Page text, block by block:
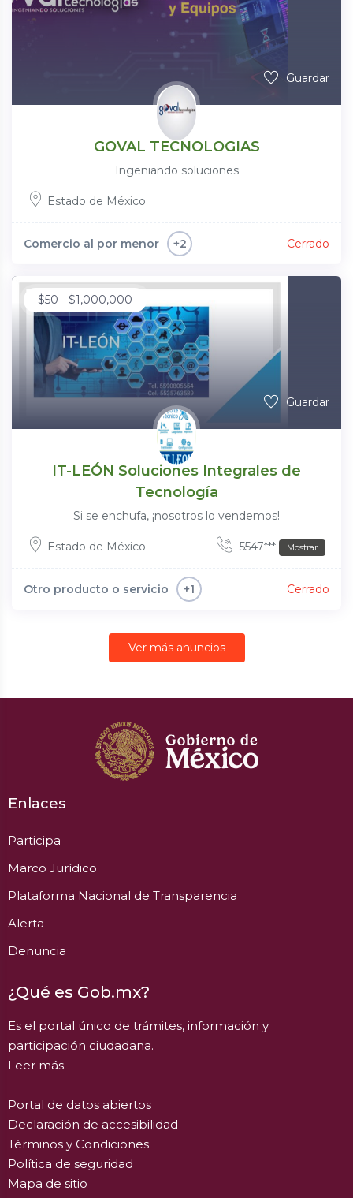
Guardar
GOVAL TECNOLOGIAS
Ingeniando soluciones
Estado de México
Comercio al por menor +2 Cerrado
$50 - $1,000,000
Guardar
IT-LEÓN Soluciones Integrales de
Tecnología
Si se enchufa, ¡nosotros lo vendemos!
Estado de México 5547*** Mostrar
Otro producto o servicio +1 Cerrado
Ver más anuncios
Enlaces
Participa
Marco Jurídico
Plataforma Nacional de Transparencia
Alerta
Denuncia
¿Qué es Gob.mx?
Es el portal único de trámites, información y
participación ciudadana.
Leer más.
Portal de datos abiertos
Declaración de accesibilidad
Términos y Condiciones
Política de seguridad
Mapa de sitio